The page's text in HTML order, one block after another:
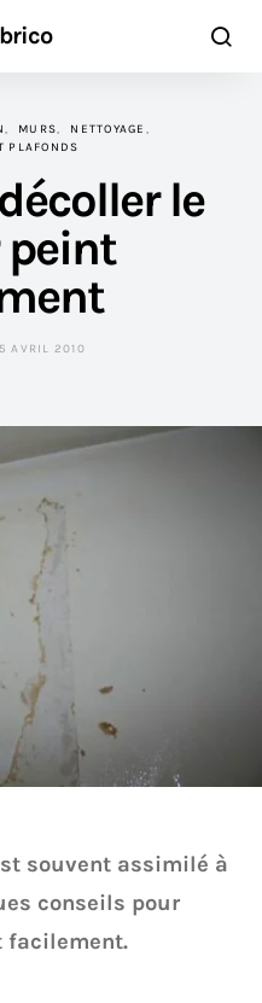
MURS
NETTOYAGE
PLAFONDS
le
peint
5 AVRIL 2010
souvent assimilé à
conseils pour
facilement.